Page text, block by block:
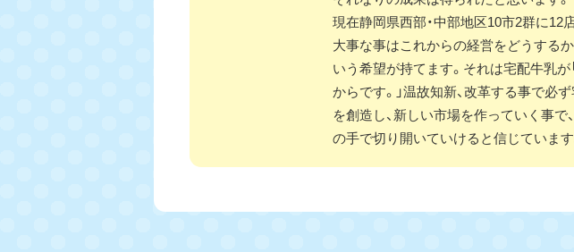
現在静岡県西部・中部地区10市2群に12
大事な事はこれからの経営をどうする
いう希望が持てます。それは宅配牛乳
からです。」温故知新、改革する事で
を創造し、新しい市場を作っていく事
の手で切り開いていけると信じています